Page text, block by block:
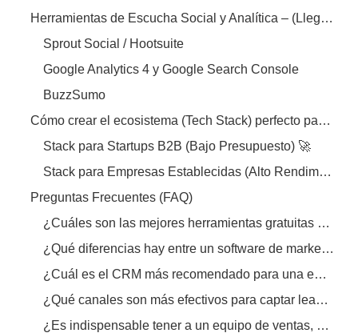
Herramientas de Escucha Social y Analítica – (Llega a 21 con extras)
Sprout Social / Hootsuite
Google Analytics 4 y Google Search Console
BuzzSumo
Cómo crear el ecosistema (Tech Stack) perfecto para tu empresa
Stack para Startups B2B (Bajo Presupuesto) 🚀
Stack para Empresas Establecidas (Alto Rendimiento) 🏢
Preguntas Frecuentes (FAQ)
¿Cuáles son las mejores herramientas gratuitas para empezar en B2B?
¿Qué diferencias hay entre un software de marketing B2B y uno B2C?
¿Cuál es el CRM más recomendado para una empresa B2B pequeña?
¿Qué canales son más efectivos para captar leads corporativos?
¿Es indispensable tener a un equipo de ventas, o el marketing B2B puede vender solo?